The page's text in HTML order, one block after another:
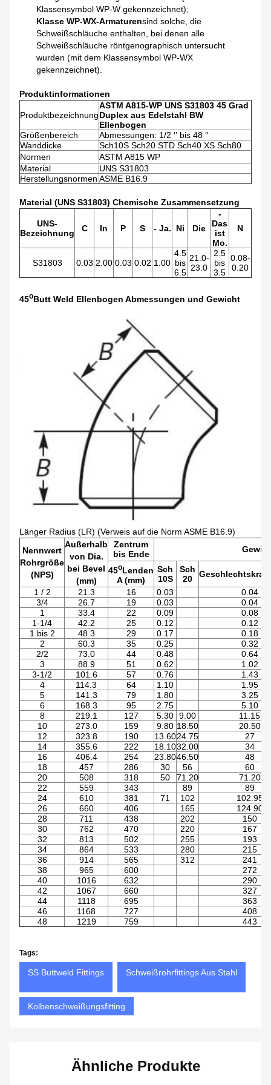
Klassensymbol WP-W gekennzeichnet);
Klasse WP-WX-Armaturensind solche, die
Schweißschläuche enthalten, bei denen alle
Schweißschläuche röntgenographisch untersucht
wurden (mit dem Klassensymbol WP-WX
gekennzeichnet).
Produktinformationen
Produktbezeichnung
ASTM A815-WP UNS S31803 45 Grad
Duplex aus Edelstahl BW
Ellenbogen
Größenbereich
Abmessungen: 1/2 ′′ bis 48 ′′
Wanddicke
Sch10S Sch20 STD Sch40 XS Sch80
Normen
ASTM A815 WP
Material
UNS S31803
Herstellungsnormen ASME B16.9
Material (UNS S31803) Chemische Zusammensetzung
UNS-
Bezeichnung
C In P S - Ja. Ni Die
-
Das
ist
Mo.
N
S31803 0.03 2.00 0.03 0.02 1.00
4.5
bis
6.5
21.0-
23.0
2.5
bis
3.5
0.08-
0.20
45oButt Weld Ellenbogen Abmessungen und Gewicht
Länger Radius (LR) (Verweis auf die Norm ASME B16.9)
Nennwert
Rohrgröße
(NPS)
Außerhalb
von Dia.
bei Bevel
(mm)
Zentrum
bis Ende
45oLenden
A (mm)
Sch
10S
Sch
20
1 / 2
21.3 16 0.03
0.04
3/4
26.7 19 0.03
0.04
1
33.4 22 0.09
0.08
1-1/4
42.2 25 0.12
0.12
1 bis 2
48.3 29 0.17
0.18
2
60.3 35 0.25
0.32
2/2
73.0 44 0.48
0.64
3
88.9 51 0.62
1.02
3-1/2
101.6 57 0.76
1.43
4
114.3 64 1.10
1.95
5
141.3 79 1.80
3.25
6
168.3 95 2.75
5.10
8
219.1 127 5.30 9.00
11.15
10
273.0 159 9.80 18.50
20.50
12
323.8 190 13.6024.75
27
14
355.6 222 18.1032.00
34
16
406.4 254 23.8046.50
48
18
457 286 30 56
60
20
508 318 50 71.20
71.20
22
559 343 89
89
24
610 381 71 102
102.95
26
660 406 165
124.90
28
711 438 202
150
30
762 470 220
167
32
813 502 255
193
34
864 533 280
215
36
914 565 312
241
38
965 600
272
40
1016 632
290
42
1067 660
327
44
1118 695
363
46
1168 727
408
48
1219 759 443
Tags:
SS Buttweld Fittings Schweißrohrfittings Aus Stahl
Kolbenschweißungsfitting
Ähnliche Produkte